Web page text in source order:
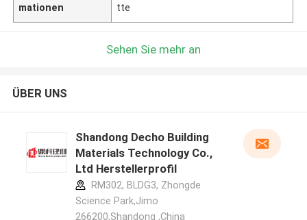
mationen
tte
Sehen Sie mehr an
ÜBER UNS
Shandong Decho Building
Materials Technology Co.,
Ltd Herstellerprofil
RM302, BLDG3, Zhongde
Science Park,Jimo
266200,Shandong ,China